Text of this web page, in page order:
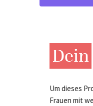
Dein
Um dieses
Frauen mit